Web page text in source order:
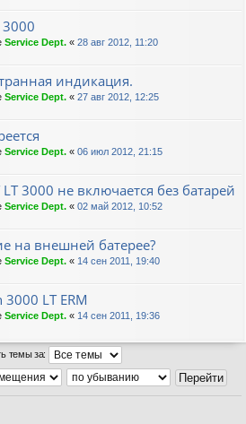
3000
Service Dept. « 28 авг 2012, 11:20
индикация.
Service Dept. « 27 авг 2012, 12:25
Service Dept. « 06 июл 2012, 21:15
LT 3000 не включается без батарей
Service Dept. « 02 май 2012, 10:52
на внешней батерее?
Service Dept. « 14 сен 2011, 19:40
3000 LT ERM
Service Dept. « 14 сен 2011, 19:36
темы за: